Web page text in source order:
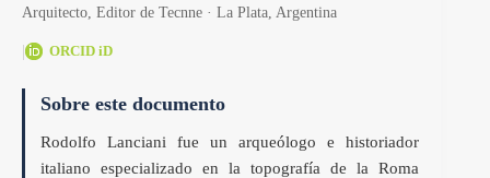
Arquitecto, Editor de Tecnne · La Plata, Argentina
| ORCID iD
Sobre este documento
Rodolfo Lanciani fue un arqueólogo e historiador
italiano especializado en la topografía de la Roma